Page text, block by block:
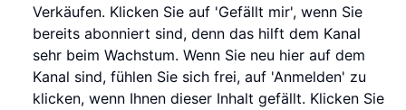
Verkäufen. Klicken Sie auf 'Gefällt mir', wenn Sie
bereits abonniert sind, denn das hilft dem Kanal
sehr beim Wachstum. Wenn Sie neu hier auf dem
Kanal sind, fühlen Sie sich frei, auf 'Anmelden' zu
klicken, wenn Ihnen dieser Inhalt gefällt. Klicken Sie